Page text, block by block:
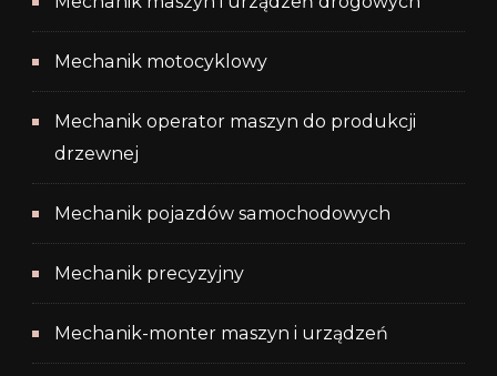
Mechanik motocyklowy
Mechanik operator maszyn do produkcji
drzewnej
Mechanik pojazdów samochodowych
Mechanik precyzyjny
Mechanik-monter maszyn i urządzeń